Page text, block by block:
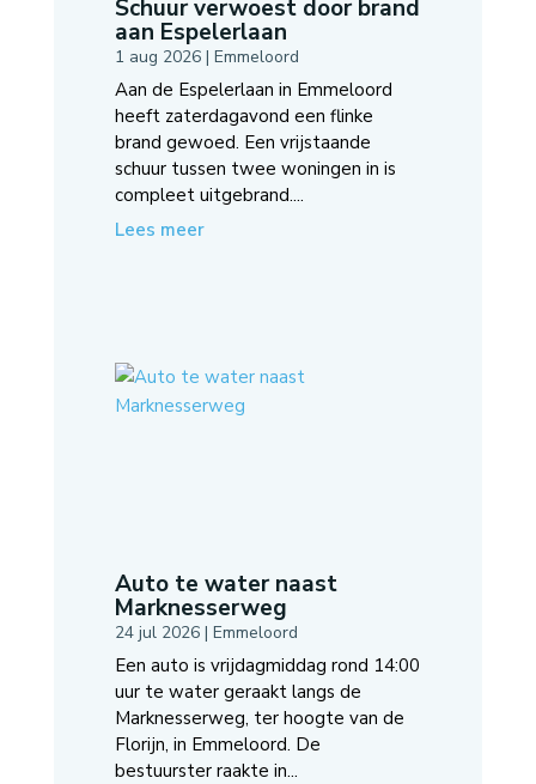
Schuur verwoest door brand
aan Espelerlaan
1 aug 2026| Emmeloord
Aan de Espelerlaan in Emmeloord
heeft zaterdagavond een flinke
brand gewoed. Een vrijstaande
schuur tussen twee woningen in is
compleet uitgebrand....
Lees meer
Auto te water naast
Marknesserweg
24 jul 2026| Emmeloord
Een auto is vrijdagmiddag rond 14:00
uur te water geraakt langs de
Marknesserweg, ter hoogte van de
Florijn, in Emmeloord. De
bestuurster raakte in...